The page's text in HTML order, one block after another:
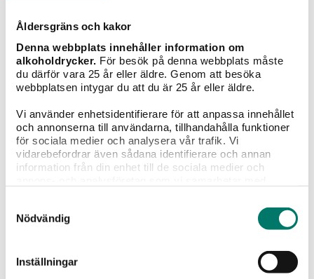
Åldersgräns och kakor
Denna webbplats innehåller information om
alkoholdrycker. För besök på denna webbplats måste
du därför vara 25 år eller äldre. Genom att besöka
webbplatsen intygar du att du är 25 år eller äldre.
Vi använder enhetsidentifierare för att anpassa innehållet
och annonserna till användarna, tillhandahålla funktioner
för sociala medier och analysera vår trafik. Vi
vidarebefordrar även sådana identifierare och annan
information från din enhet till de sociala medier och
information som du har tillhandahållit eller som de har
samlat in när du har använt deras tjänster.
Nödvändig
Inställningar
2022 Chinon Les Petites Roches, Charles Joguet
Läskande cabernet franc gjord på druvor från 30-